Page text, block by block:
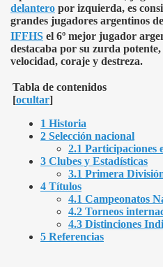
delantero por izquierda, es
grandes jugadores argentinos
IFFHS el 6º mejor jugador
destacaba por su zurda
velocidad, coraje y destreza.
Tabla de contenidos
[ocultar]
1 Historia
2 Selección nacional
2.1 Participaciones
3 Clubes y Estadísticas
3.1 Primera
4 Títulos
4.1 Campeonatos
4.2 Torneos
4.3 Distinciones
5 Referencias